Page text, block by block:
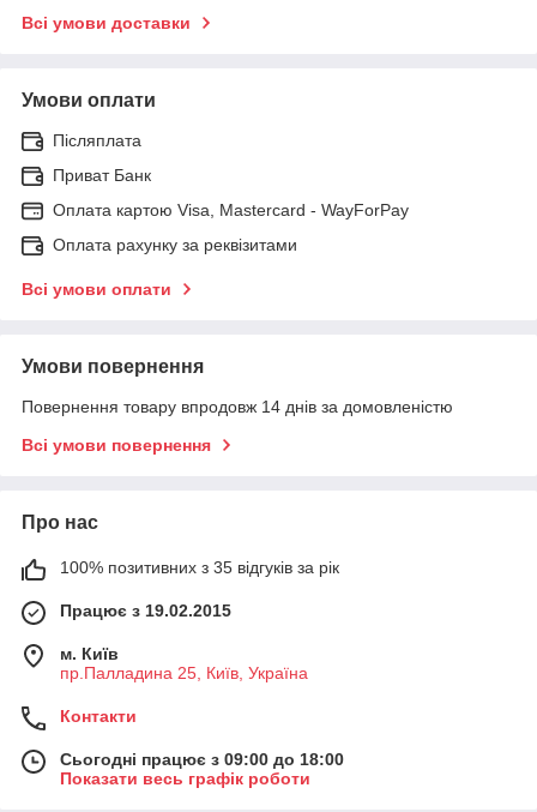
Всі умови доставки
Умови оплати
Післяплата
Приват Банк
Оплата картою Visa, Mastercard - WayForPay
Оплата рахунку за реквізитами
Всі умови оплати
Умови повернення
Повернення товару впродовж 14 днів за домовленістю
Всі умови повернення
Про нас
100% позитивних з 35 відгуків за рік
Працює з 19.02.2015
м. Київ
пр.Палладина 25, Київ, Україна
Контакти
Сьогодні працює з 09:00 до 18:00
Показати весь графік роботи